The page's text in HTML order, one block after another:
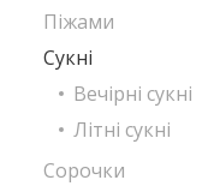
Піжами
Сукні
Вечірні сукні
Літні сукні
Сорочки